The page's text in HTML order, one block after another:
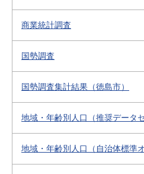
商業統計調査
国勢調査
国勢調査集計結果（徳島市）
地域・年齢別人口（推奨データセ
地域・年齢別人口（自治体標準